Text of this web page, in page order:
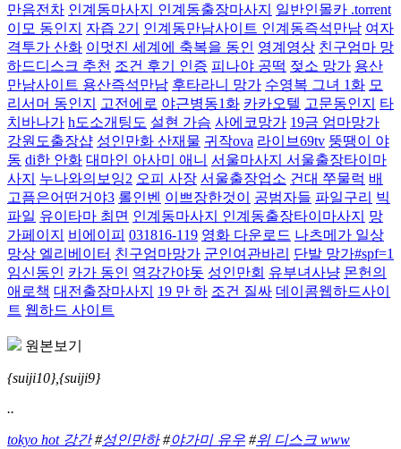
만음전차 인계동마사지 인계동출장마사지
일반인몰카 .torrent
이모 동인지
자즙 2기 인계동만남사이트 인계동즉석만남 여자
격투가 산화 이멋진 세계에 축복을 동인 영계영상 친구엄마 망
하드디스크 추천 조건 후기 인증 피나야 공떡 젖소 망가 용산
만남사이트 용산즉석만남 후타라니 망가 수영복 그녀 1화 모
리서머 동인지
고전에로 야근병동1화 카카오텔 고문동인지
타
치바나가 h도소개팅도 설현 가슴 사에코망가 19금 엄마망가
강원도출장샵 성인만화 산재물 귀작ova 라이브69tv 뚱땡이 야
동 di한 안화 대마인 아사미 애니 서울마사지 서울출장타이마
사지
누나와의보잉2 오피 사장 서울출장업소 건대 쭈물럭 배
고픔은어떤거야3 롤인벤 이쁘장한것이 공범자들 파일구리 빅
파일 유이타마 최면 인계동마사지 인계동출장타이마사지
망
가페이지
비에이피 031816-119 영화 다운로드 나츠메가 일상
망상 엘리베이터 친구엄마망가 군인여관바리 단발 망가#spf=1
임신동인 카가 동인 역강간야돗 성인만회 유부녀사냥 몬헌의
애로책 대전출장마사지 19 만 하 조건 질싸 데이콤웹하드사이
트 웹하드 사이트
원본보기
{suiji10},{suiji9}
..
tokyo hot 강간#성인만하#야가미 유우 #위 디스크 www